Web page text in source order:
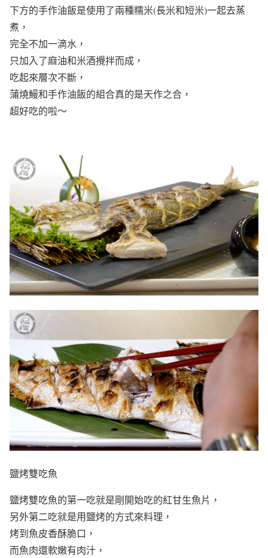
下方的手作油飯是使用了兩種糯米(長米和短米)一起去蒸
煮，
完全不加一滴水，
只加入了麻油和米酒攪拌而成，
吃起來層次不斷，
蒲燒鰻和手作油飯的組合真的是天作之合，
超好吃的啦～
鹽烤雙吃魚
鹽烤雙吃魚的第一吃就是剛開始吃的紅甘生魚片，
另外第二吃就是用鹽烤的方式來料理，
烤到魚皮香酥脆口，
而魚肉還軟嫩有肉汁，